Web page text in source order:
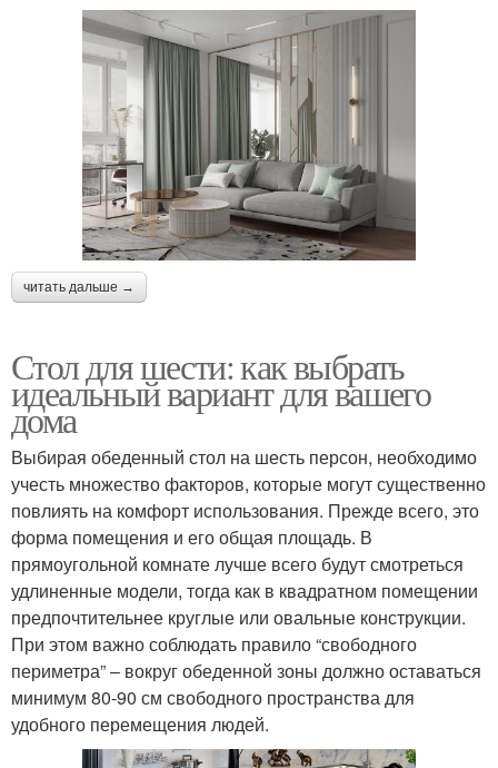
читать дальше →
Стол для шести: как выбрать
идеальный вариант для вашего
дома
Выбирая обеденный стол на шесть персон, необходимо
учесть множество факторов, которые могут существенно
повлиять на комфорт использования. Прежде всего, это
форма помещения и его общая площадь. В
прямоугольной комнате лучше всего будут смотреться
удлиненные модели, тогда как в квадратном помещении
предпочтительнее круглые или овальные конструкции.
При этом важно соблюдать правило “свободного
периметра” – вокруг обеденной зоны должно оставаться
минимум 80-90 см свободного пространства для
удобного перемещения людей.